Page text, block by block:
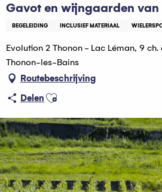
Gavot en wijngaarden van
BEGELEIDING INCLUSIEF MATERIAAL
Evolution 2 Thonon - Lac Léman, 9
Thonon-les-Bains
Routebeschrijving
Delen Ajouter aux favoris